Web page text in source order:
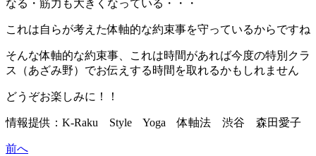
なる・筋力も大きくなっている・・・
これは自らが考えた体軸的な約束事を守っているからですね
そんな体軸的な約束事、これは時間があれば今度の特別クラ
ス（あざみ野）でお伝えする時間を取れるかもしれません
どうぞお楽しみに！！
情報提供：K-Raku Style Yoga 体軸法 渋谷 森田愛子
前へ